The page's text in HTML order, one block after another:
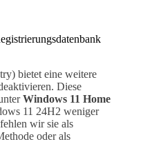
bietet eine weitere
Diese
Windows 11 Home
11 24H2 weniger
wir sie als
oder als